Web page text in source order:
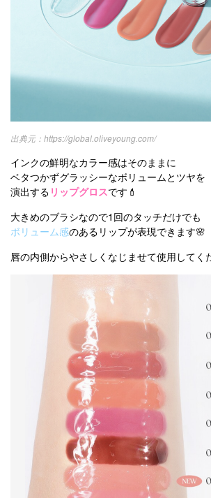
https://global.oliveyoung.com/
インクの鮮明なカラー感はそのままに
ベタつかずグラッシーなボリュームとツヤを
演出する リップグロスです💄
大きめのブラシなので1回のタッチだけでも
ボリューム感のあるリップが表現できます🌸
唇の内側からやさしくなじませて使用してく